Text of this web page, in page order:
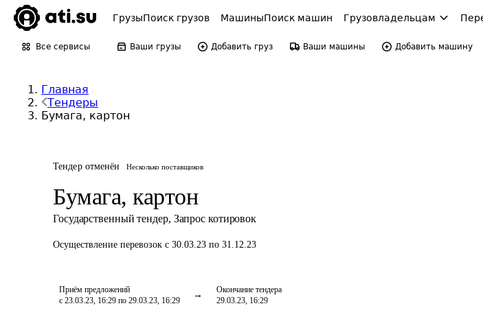
ГрузыПоиск грузов МашиныПоиск машин Грузовладельцам
Все сервисы Ваши грузы Добавить груз Ваши машины Добавить машину
Главная
Тендеры
Бумага, картон
Тендер отменён Несколько поставщиков
Бумага, картон
Государственный тендер, Запрос котировок
Осуществление перевозок с 30.03.23 по 31.12.23
Приём предложений
с 23.03.23, 16:29 по 29.03.23, 16:29
Окончание тендера
29.03.23, 16:29